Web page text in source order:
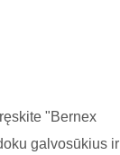
"Bernex
galvosūkius ir